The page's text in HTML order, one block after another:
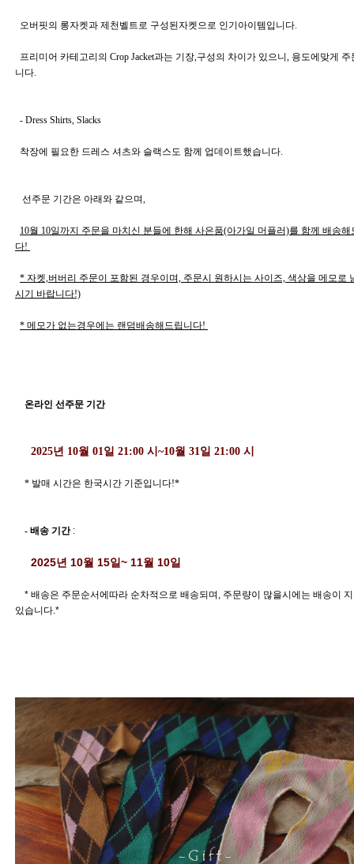
  오버핏의 롱자켓과 제천벨트로 구성된자켓으로 인기아이템입니다.
니다.
  - Dress Shirts, Slacks
  착장에 필요한 드레스 셔츠와 슬랙스도 함께 업데이트했습니다.
   선주문 기간은 아래와 같으며,
10월 10일까지 주문을 마치신 분들에 한해 사은품(아가일 머플러)를 함께 배송해
다!
* 자켓,버버리 주문이 포함된 경우이며, 주문시 원하시는 사이즈, 색상을 메모로
시기 바랍니다!)
* 메모가 없는경우에는 랜덤배송해드립니다!
    온라인 선주문 기간
  2025년 10월 01일 21:00 시~10월 31일 21:00 시
    * 발매 시간은 한국시간 기준입니다!*
- 배송 기간 :
  2025년 10월 15일~ 11월 10일
있습니다.*